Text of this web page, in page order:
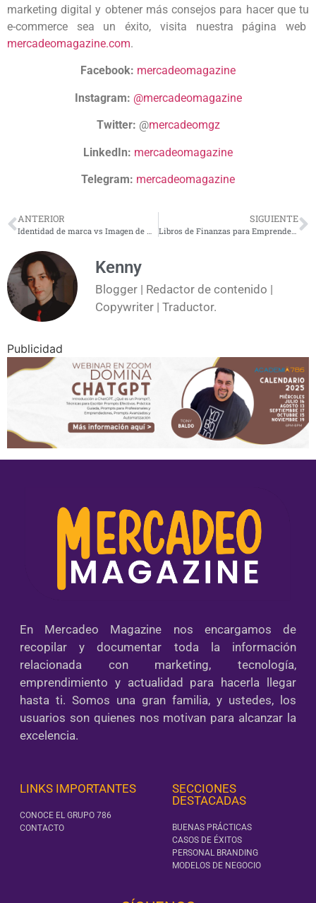
marketing digital y obtener más consejos para hacer que tu
e-commerce sea un éxito, visita nuestra página web
mercadeomagazine.com.
Facebook: mercadeomagazine
Instagram: @mercadeomagazine
Twitter: @mercadeomgz
LinkedIn: mercadeomagazine
Telegram: mercadeomagazine
ANTERIOR
Identidad de marca vs Imagen de marca: diferencias y similitudes
SIGUIENTE
Libros de Finanzas para Emprendedores: ¡Conviértete en Experto!
Kenny
Blogger | Redactor de contenido |
Copywriter | Traductor.
Publicidad
En Mercadeo Magazine nos encargamos de
recopilar y documentar toda la información
relacionada con marketing, tecnología,
emprendimiento y actualidad para hacerla llegar
hasta ti. Somos una gran familia, y ustedes, los
usuarios son quienes nos motivan para alcanzar la
excelencia.
LINKS IMPORTANTES
CONOCE EL GRUPO 786
CONTACTO
SECCIONES
DESTACADAS
BUENAS PRÁCTICAS
CASOS DE ÉXITOS
PERSONAL BRANDING
MODELOS DE NEGOCIO